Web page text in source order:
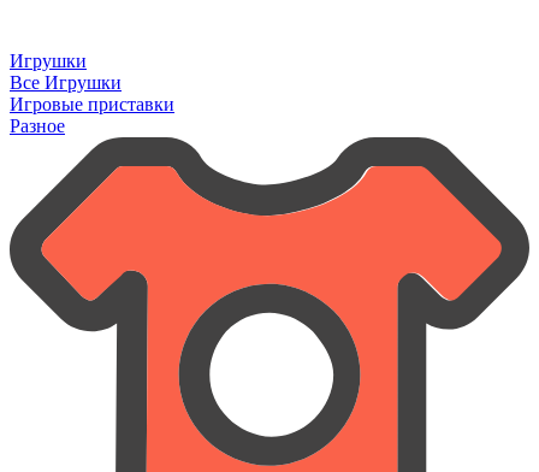
Игрушки
Все Игрушки
Игровые приставки
Разное